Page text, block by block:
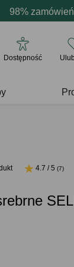
zamówień
zawsze udane
Dostępność
4.7 / 5(7)